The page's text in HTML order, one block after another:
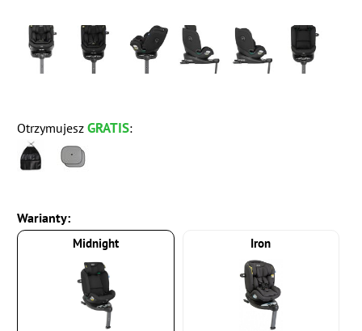
Warianty:
Midnight Iron
OtrzymujeszGRATIS: